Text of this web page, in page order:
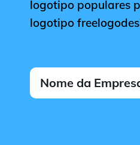
logotipo populares
logotipo